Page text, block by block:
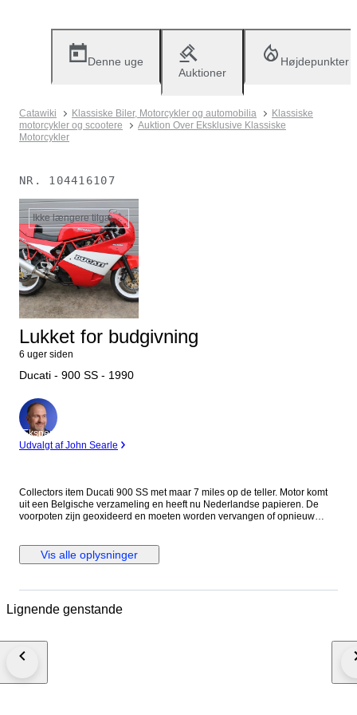
Denne uge
Auktioner
Højdepunkter
Catawiki Klassiske Biler, Motorcykler og automobilia
Klassiske
motorcykler og scootere
Auktion Over Eksklusive Klassiske
Motorcykler
NR. 104416107
Ikke længere tilgængelig
Lukket for budgivning
6 uger siden
Ducati - 900 SS - 1990
Ekspert
Udvalgt af John Searle
Collectors item Ducati 900 SS met maar 7 miles op de teller. Motor komt
uit een Belgische verzameling en heeft nu Nederlandse papieren. De
voorpoten zijn geoxideerd en moeten worden vervangen of opnieuw
filter te vervangen. Voor de staat zie foto's. Het is mogelijk de motor te
bezichtigen op afspraak in Meerlo, Nederland Als de motor wordt
benzine in verband met eisen van de transporteur.
Vis alle oplysninger
Lignende genstande